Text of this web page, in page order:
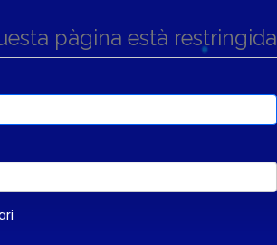
pàgina està restringida